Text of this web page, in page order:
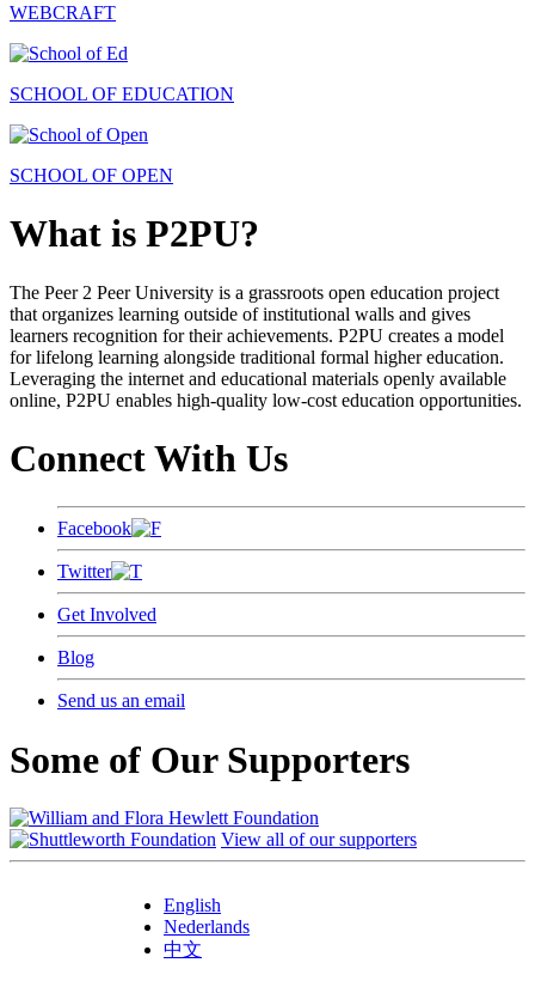
WEBCRAFT
SCHOOL OF EDUCATION
SCHOOL OF OPEN
What is P2PU?
The Peer 2 Peer University is a grassroots open education project
that organizes learning outside of institutional walls and gives
learners recognition for their achievements. P2PU creates a model
for lifelong learning alongside traditional formal higher education.
Leveraging the internet and educational materials openly available
online, P2PU enables high-quality low-cost education opportunities.
Connect With Us
Facebook
Twitter
Get Involved
Blog
Send us an email
Some of Our Supporters
View all of our supporters
English
Nederlands
中文